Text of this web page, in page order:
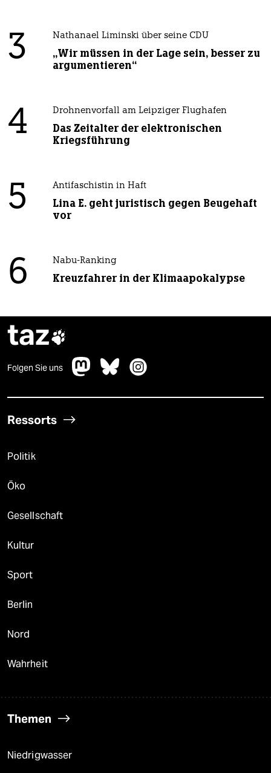
3 Nathanael Liminski über seine CDU
„Wir müssen in der Lage sein, besser zu
argumentieren“
4 Drohnenvorfall am Leipziger Flughafen
Das Zeitalter der elektronischen
Kriegsführung
5 Antifaschistin in Haft
Lina E. geht juristisch gegen Beugehaft
vor
6 Nabu-Ranking
Kreuzfahrer in der Klimaapokalypse
taz
Folgen Sie uns
Ressorts
Politik
Öko
Gesellschaft
Kultur
Sport
Berlin
Nord
Wahrheit
Themen
Niedrigwasser